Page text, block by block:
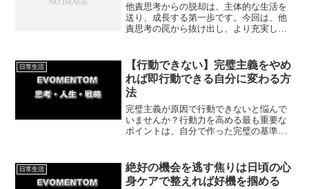
他責思考からの脱却は、主体的な生活を
送り、成長する第一歩です。今回は、他
責思考の罠から抜け出し、より充実した
日常生活
【行動できない】完璧主義をやめ
れば即行動できる自分に変わる方
法
完璧主義が原因で行動できないと悩んで
いませんか？行動力を高める最も重要な
ポイントは、自分で作った完璧の基準を
ます。無理のない範囲で一歩を踏み出し
ましょう！
日常生活
絶好の機会を逃す焦りは日頃の心
身ケアで整えれば好機を掴める